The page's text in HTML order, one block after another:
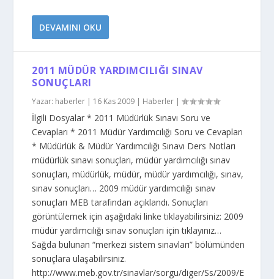
DEVAMINI OKU
2011 MÜDÜR YARDIMCILIĞI SINAV
SONUÇLARI
Yazar: haberler | 16 Kas 2009 | Haberler |
İlgili Dosyalar * 2011 Müdürlük Sınavı Soru ve
Cevapları * 2011 Müdür Yardımcılığı Soru ve Cevapları
* Müdürlük & Müdür Yardımcılığı Sınavı Ders Notları
müdürlük sınavı sonuçları, müdür yardımcılığı sınav
sonuçları, müdürlük, müdür, müdür yardımcılığı, sınav,
sınav sonuçları… 2009 müdür yardımcılığı sınav
sonuçları MEB tarafından açıklandı. Sonuçları
görüntülemek için aşağıdaki linke tıklayabilirsiniz: 2009
müdür yardımcılığı sınav sonuçları için tıklayınız…
Sağda bulunan “merkezi sistem sınavları” bölümünden
sonuçlara ulaşabilirsiniz.
http://www.meb.gov.tr/sinavlar/sorgu/diger/Ss/2009/E